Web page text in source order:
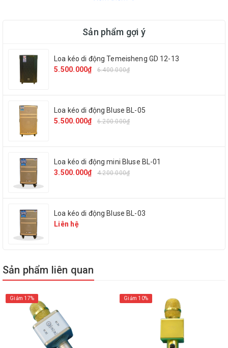
Thông số kỹ thuật:
Bluetooth 3.0
Dải tần số: 30Hz đến 20kHz
SPL tối đa: > 115dB 1KHz THD< 1%
Sản phẩm gợi ý
Loa kéo di động Temeisheng GD 12-13
5.500.000₫
6.400.000₫
Loa kéo di động Bluse BL-05
5.500.000₫
6.200.000₫
Loa kéo di động mini Bluse BL-01
3.500.000₫
4.200.000₫
Loa kéo di động Bluse BL-03
Liên hệ
Sản phẩm liên quan
Giảm 17% Giảm 10%